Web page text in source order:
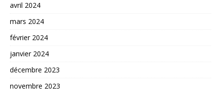
avril 2024
mars 2024
février 2024
janvier 2024
décembre 2023
novembre 2023